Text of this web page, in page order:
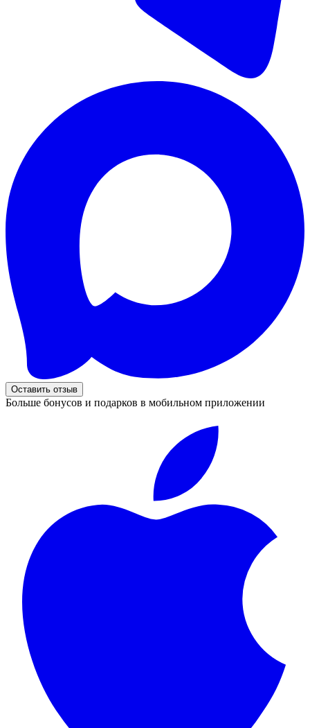
Оставить отзыв
Больше бонусов и подарков в мобильном приложении